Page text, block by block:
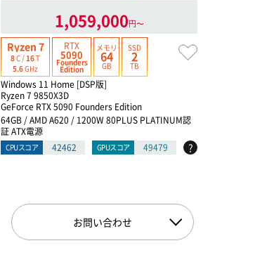
1,059,000円〜
Ryzen 7
8C /16T
5.6GHz
RTX
5090
Founders
Edition
メモリ
64
GB
SSD
2
TB
Windows 11 Home [DSP版]
Ryzen 7 9850X3D
GeForce RTX 5090 Founders Edition
64GB / AMD A620 / 1200W 80PLUS PLATINUM認
証 ATX電源
CPUスコア 42462 GPUスコア 49479 ?
お問い合わせ